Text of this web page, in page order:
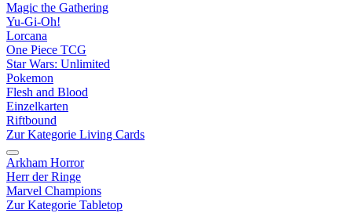
Magic the Gathering
Yu-Gi-Oh!
Lorcana
One Piece TCG
Star Wars: Unlimited
Pokemon
Flesh and Blood
Einzelkarten
Riftbound
Zur Kategorie Living Cards
Arkham Horror
Herr der Ringe
Marvel Champions
Zur Kategorie Tabletop